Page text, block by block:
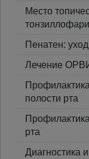
Место
Пенатен:
Лечение
полости рта
рта
Диагностика